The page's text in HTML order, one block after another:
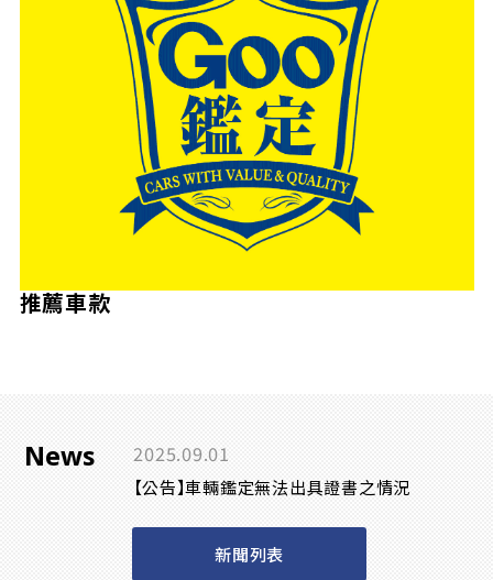
推薦車款
News 2025.09.01
【公告】車輛鑑定無法出具證書之情況
新聞列表